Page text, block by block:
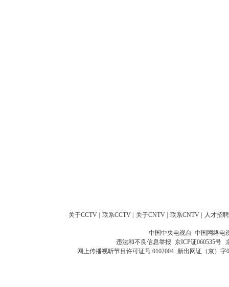
关于CCTV 联系CCTV 关于CNTV 联系CNTV 人才招聘
中国中央电视台 中国网络电
违法和不良信息举报 京ICP证060535号
网上传播视听节目许可证号 0102004 新出网证（京）